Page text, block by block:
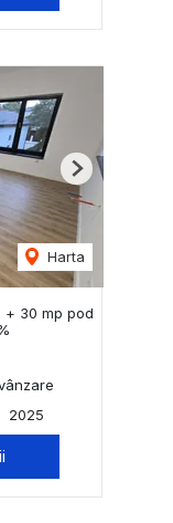
Harta
Next
+ 30 mp pod
2025